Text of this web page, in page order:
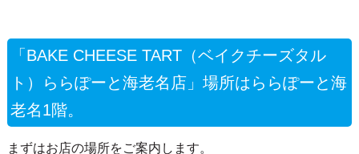
「BAKE CHEESE TART（ベイクチーズタル
ト）ららぽーと海老名店」場所はららぽーと海
老名1階。
まずはお店の場所をご案内します。